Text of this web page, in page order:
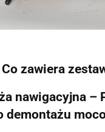
Co zawiera
nawigacyjna –
demontażu